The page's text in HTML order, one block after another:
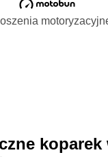
koparek